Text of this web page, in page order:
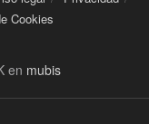
Cookies
en mubis